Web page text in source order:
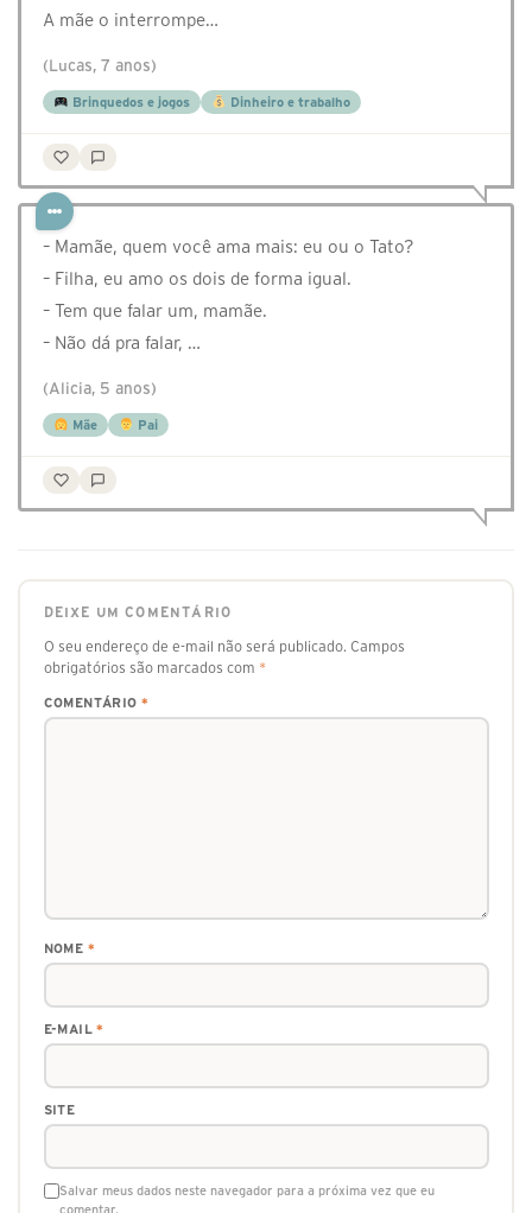
A mãe o interrompe…
(Lucas, 7 anos)
Brinquedos e jogos Dinheiro e trabalho
– Mamãe, quem você ama mais: eu ou o Tato?
– Filha, eu amo os dois de forma igual.
– Tem que falar um, mamãe.
– Não dá pra falar, …
(Alicia, 5 anos)
Mãe Pai
DEIXE UM COMENTÁRIO
O seu endereço de e-mail não será publicado. Campos
obrigatórios são marcados com *
COMENTÁRIO *
NOME *
E-MAIL*
SITE
Salvar meus dados neste navegador para a próxima vez que eu
comentar.